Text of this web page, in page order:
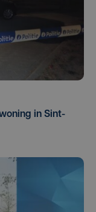
in Sint-